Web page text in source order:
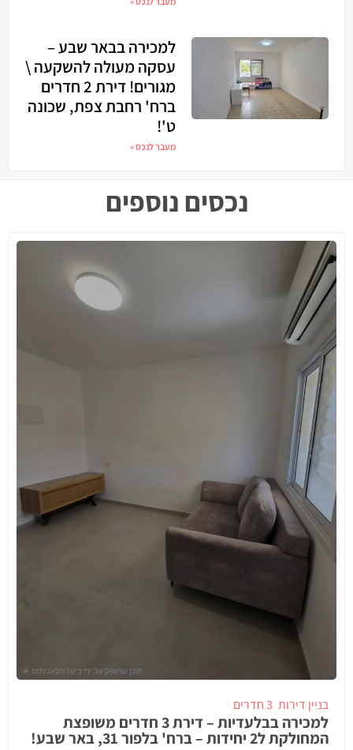
למכירה בבאר שבע –
עסקה מעולה להשקעה \
מגורים! דירת 2 חדרים
ברח' רחבת צפת, שכונה
ט'!
מעבר לנכס »
נכסים נוספים
בניין דירות 3 חדרים
למכירה בבלעדיות – דירת 3 חדרים משופצת
המחולקת ל2 יחידות – ברח' בלפור 31, באר שבע!